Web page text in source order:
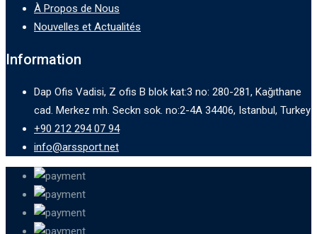
À Propos de Nous
Nouvelles et Actualités
Information
Dap Ofis Vadisi, Z ofis B blok kat:3 no: 280-281, Kağıthane
cad. Merkez mh. Seckn sok. no:2-4A 34406, Istanbul, Turkey
+90 212 294 07 94
info@arssport.net